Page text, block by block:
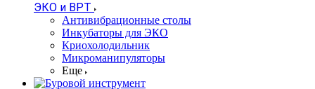
ЭКО и ВРТ
Антивибрационные столы
Инкубаторы для ЭКО
Криохолодильник
Микроманипуляторы
Еще